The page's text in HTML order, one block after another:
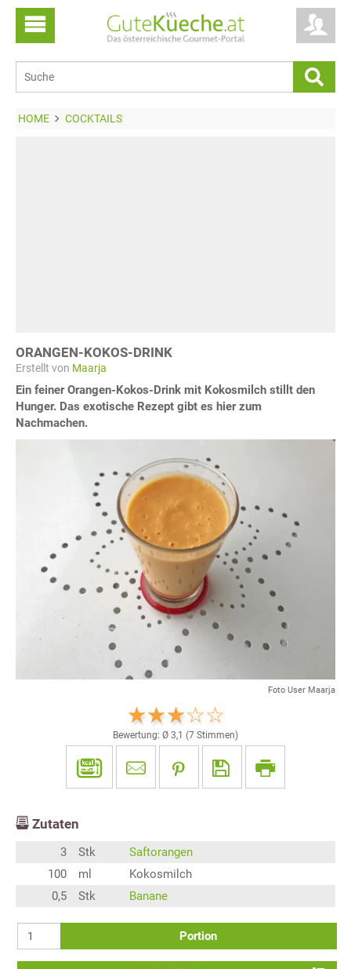
HOME COCKTAILS
ORANGEN-KOKOS-DRINK
Erstellt von Maarja
Ein feiner Orangen-Kokos-Drink mit Kokosmilch stillt den
Hunger. Das exotische Rezept gibt es hier zum
Nachmachen.
Foto User Maarja
Bewertung: Ø 3,1 (7 Stimmen)
Zutaten
3 Stk
Saftorangen
100
ml
Kokosmilch
0,5
Stk Banane
Portion